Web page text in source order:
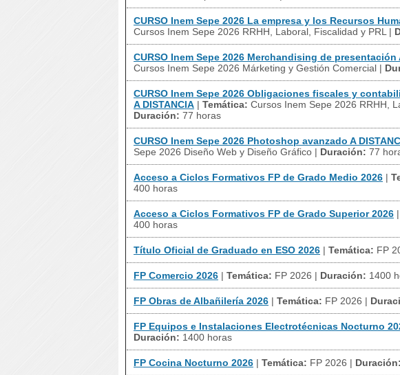
CURSO Inem Sepe 2026 La empresa y los Recursos
Cursos Inem Sepe 2026 RRHH, Laboral, Fiscalidad y PRL |
CURSO Inem Sepe 2026 Merchandising de presentación
Cursos Inem Sepe 2026 Márketing y Gestión Comercial |
CURSO Inem Sepe 2026 Obligaciones fiscales y
A DISTANCIA | Temática: Cursos Inem Sepe 2026 RRHH,
Duración: 77 horas
CURSO Inem Sepe 2026 Photoshop avanzado A
Sepe 2026 Diseño Web y Diseño Gráfico | Duración: 77
Acceso a Ciclos Formativos FP de Grado Medio 2026 |
400 horas
Acceso a Ciclos Formativos FP de Grado Superior 2026 |
400 horas
Título Oficial de Graduado en ESO 2026 | Temática: FP
FP Comercio 2026 | Temática: FP 2026 | Duración: 1400
FP Obras de Albañilería 2026 | Temática: FP 2026 |
FP Equipos e Instalaciones Electrotécnicas Nocturno
Duración: 1400 horas
FP Cocina Nocturno 2026 | Temática: FP 2026 | Duración: